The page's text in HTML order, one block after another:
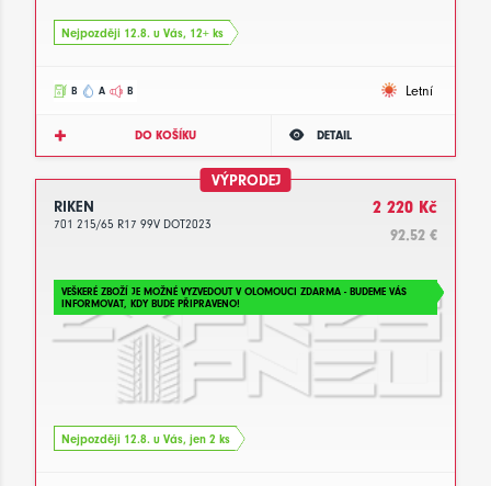
Nejpozději 12.8. u Vás, 12+ ks
B A B Letní
DO KOŠÍKU DETAIL
VÝPRODEJ
RIKEN
701 215/65 R17 99V DOT2023
2 220 Kč
92.52 €
VEŠKERÉ ZBOŽÍ JE MOŽNÉ VYZVEDOUT V OLOMOUCI ZDARMA - BUDEME VÁS
INFORMOVAT, KDY BUDE PŘIPRAVENO!
Nejpozději 12.8. u Vás, jen 2 ks